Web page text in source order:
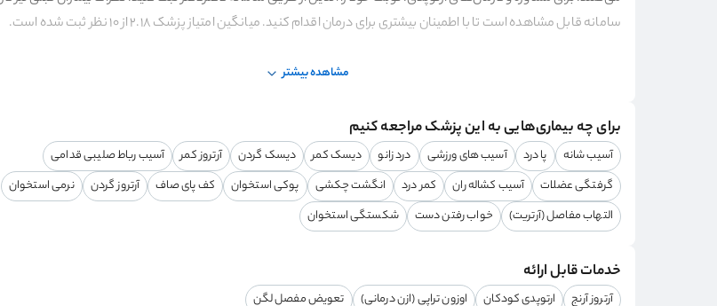
سامانه قابل مشاهده است تا با اطمینان بیشتری برای درمان اقدام کنید. میانگین امتیاز پزشک 2.18 از 10 نظر ثبت شده است.
مشاهده بیشتر
برای چه بیماری‌هایی به این پزشک مراجعه کنیم
آسیب شانه پا درد آسیب‌ های ورزشی درد زانو دیسک کمر دیسک گردن آرتروز کمر
آسیب رباط صلیبی قدامی
گرفتگی عضلات
آسیب کشاله ران کمر درد انگشت چکشی پوکی استخوان کف پای صاف آرتروز گردن
نرمی استخوان
التهاب مفاصل (آرتریت)
خواب رفتن دست شکستگی استخوان
خدمات قابل ارائه
آرتروز آرنج ارتوپدی کودکان اوزون تراپی (ازن درمانی) تعویض مفصل لگن